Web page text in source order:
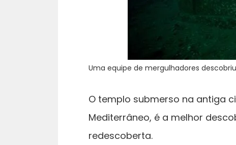
Uma equipe de mergulhadores
O templo submerso na antiga
Mediterrâneo, é a melhor
redescoberta.